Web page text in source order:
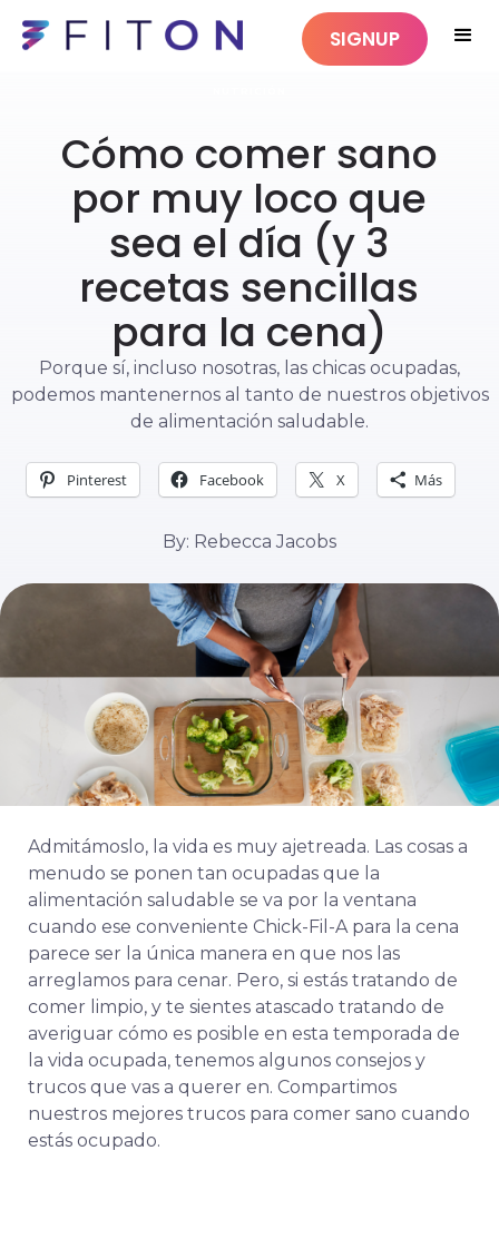
SIGNUP
Cómo comer sano
por muy loco que
sea el día (y 3
recetas sencillas
para la cena)
Porque sí, incluso nosotras, las chicas ocupadas,
podemos mantenernos al tanto de nuestros objetivos
de alimentación saludable.
Pinterest Facebook X Más
By: Rebecca Jacobs
Admitámoslo, la vida es muy ajetreada. Las cosas a
menudo se ponen tan ocupadas que la
alimentación saludable se va por la ventana
cuando ese conveniente Chick-Fil-A para la cena
parece ser la única manera en que nos las
arreglamos para cenar. Pero, si estás tratando de
comer limpio, y te sientes atascado tratando de
averiguar cómo es posible en esta temporada de
la vida ocupada, tenemos algunos consejos y
trucos que vas a querer en. Compartimos
nuestros mejores trucos para comer sano cuando
estás ocupado.